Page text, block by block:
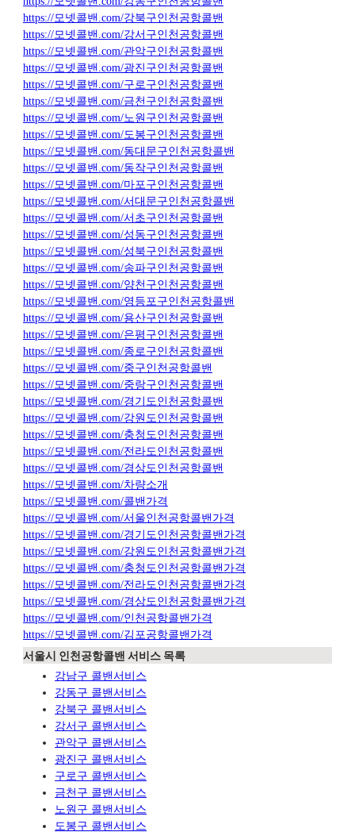
https://모넷콜밴.com/강북구인천공항콜밴
https://모넷콜밴.com/강서구인천공항콜밴
https://모넷콜밴.com/관악구인천공항콜밴
https://모넷콜밴.com/광진구인천공항콜밴
https://모넷콜밴.com/구로구인천공항콜밴
https://모넷콜밴.com/금천구인천공항콜밴
https://모넷콜밴.com/노원구인천공항콜밴
https://모넷콜밴.com/도봉구인천공항콜밴
https://모넷콜밴.com/동대문구인천공항콜밴
https://모넷콜밴.com/동작구인천공항콜밴
https://모넷콜밴.com/마포구인천공항콜밴
https://모넷콜밴.com/서대문구인천공항콜밴
https://모넷콜밴.com/서초구인천공항콜밴
https://모넷콜밴.com/성동구인천공항콜밴
https://모넷콜밴.com/성북구인천공항콜밴
https://모넷콜밴.com/송파구인천공항콜밴
https://모넷콜밴.com/양천구인천공항콜밴
https://모넷콜밴.com/영등포구인천공항콜밴
https://모넷콜밴.com/용산구인천공항콜밴
https://모넷콜밴.com/은평구인천공항콜밴
https://모넷콜밴.com/종로구인천공항콜밴
https://모넷콜밴.com/중구인천공항콜밴
https://모넷콜밴.com/중랑구인천공항콜밴
https://모넷콜밴.com/경기도인천공항콜밴
https://모넷콜밴.com/강원도인천공항콜밴
https://모넷콜밴.com/충청도인천공항콜밴
https://모넷콜밴.com/전라도인천공항콜밴
https://모넷콜밴.com/경상도인천공항콜밴
https://모넷콜밴.com/차량소개
https://모넷콜밴.com/콜밴가격
https://모넷콜밴.com/서울인천공항콜밴가격
https://모넷콜밴.com/경기도인천공항콜밴가격
https://모넷콜밴.com/강원도인천공항콜밴가격
https://모넷콜밴.com/충청도인천공항콜밴가격
https://모넷콜밴.com/전라도인천공항콜밴가격
https://모넷콜밴.com/경상도인천공항콜밴가격
https://모넷콜밴.com/인천공항콜밴가격
https://모넷콜밴.com/김포공항콜밴가격
서울시 인천공항콜밴 서비스 목록
강남구 콜밴서비스
강동구 콜밴서비스
강북구 콜밴서비스
강서구 콜밴서비스
관악구 콜밴서비스
광진구 콜밴서비스
구로구 콜밴서비스
금천구 콜밴서비스
노원구 콜밴서비스
도봉구 콜밴서비스